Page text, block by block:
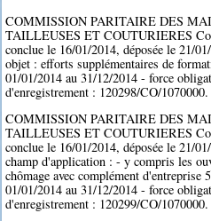
COMMISSION PARITAIRE DES
TAILLEUSES ET COUTURIERES
conclue le 16/01/2014, déposée le 21/
objet : efforts supplémentaires de
01/01/2014 au 31/12/2014 - force
d'enregistrement : 120298/CO/1070000.
COMMISSION PARITAIRE DES
TAILLEUSES ET COUTURIERES
conclue le 16/01/2014, déposée le 21/
champ d'application : - y compris les
chômage avec complément d'entreprise
01/01/2014 au 31/12/2014 - force
d'enregistrement : 120299/CO/1070000.